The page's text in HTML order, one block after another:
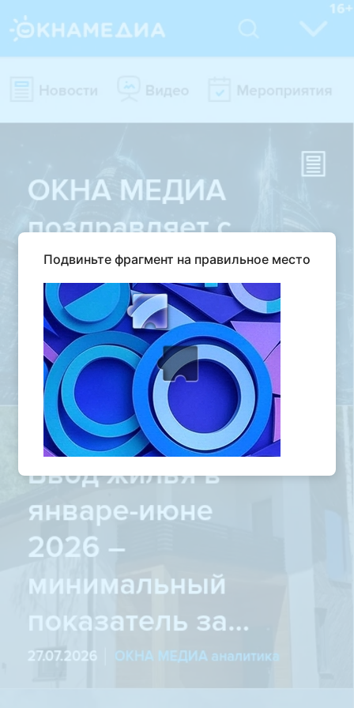
Подвиньте фрагмент на правильное место